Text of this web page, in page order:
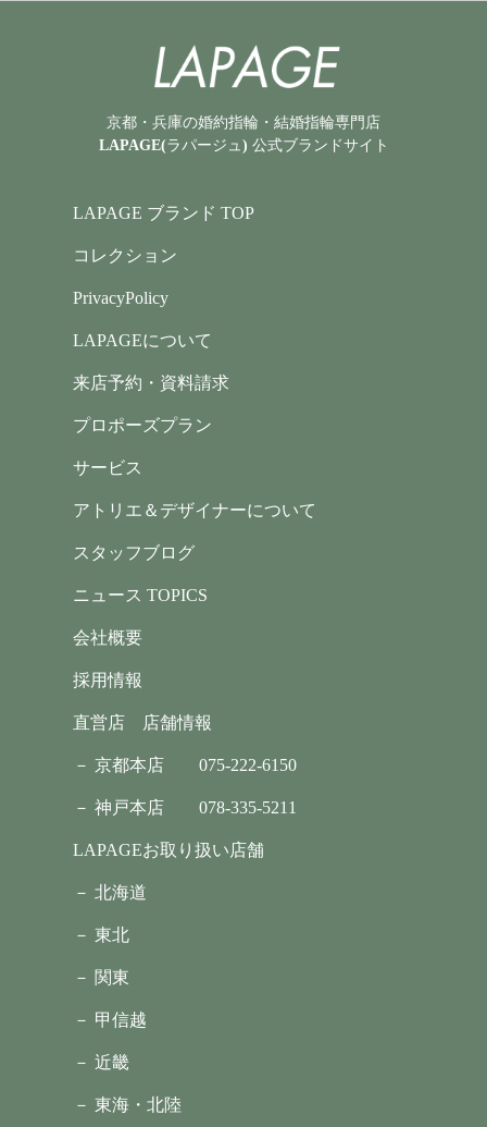
京都・兵庫の婚約指輪・結婚指輪専門店
LAPAGE(ラパージュ) 公式ブランドサイト
LAPAGE ブランド TOP
コレクション
PrivacyPolicy
LAPAGEについて
来店予約・資料請求
プロポーズプラン
サービス
アトリエ＆デザイナーについて
スタッフブログ
ニュース TOPICS
会社概要
採用情報
直営店 店舗情報
－ 京都本店075-222-6150
－ 神戸本店078-335-5211
LAPAGEお取り扱い店舗
－ 北海道
－ 東北
－ 関東
－ 甲信越
－ 近畿
－ 東海・北陸